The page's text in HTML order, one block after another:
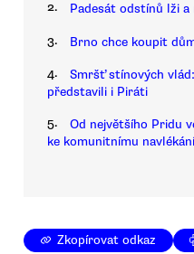
2. Padesát odstínů lži
3. Brno chce koupit
4.
Smršť stínových
představili i Piráti
5.
Od největšího Pridu
ke komunitnímu
Zkopírovat odkaz